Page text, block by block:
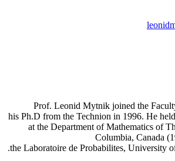
Prof. Leonid Mytnik joined the
his Ph.D from the Technion in 1996. He
at the Department of Mathematics of
Columbia, Canada
the Laboratoire de Probabilites, University